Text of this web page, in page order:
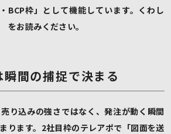
BCP枠」として機能しています。くわし
をお読みください。
間の捕捉で決まる
り込みの強さではなく、発注が動く瞬間
ります。2社目枠のテレアポで「図面を送